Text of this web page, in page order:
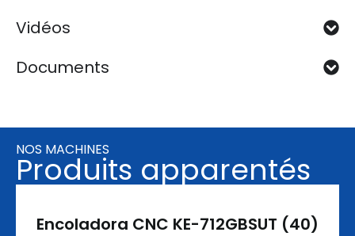
Vidéos
Documents
NOS MACHINES
Produits apparentés
Encoladora CNC KE-712GBSUT (40)